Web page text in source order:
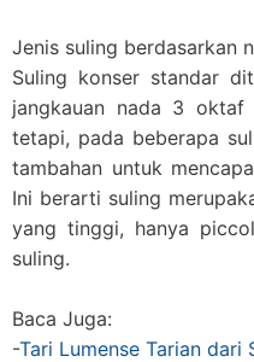
Jenis suling berdasarkan
Suling konser standar
jangkauan nada 3
tetapi, pada beberapa
tambahan untuk
Ini berarti suling
yang tinggi, hanya
suling.
Baca Juga:
-Tari Lumense Tarian dari